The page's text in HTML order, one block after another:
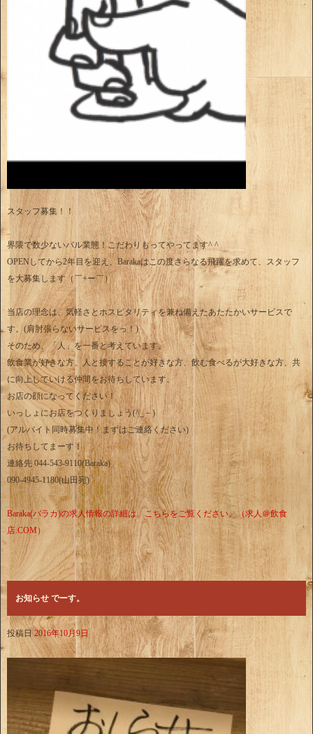
スタッフ募集！！
界隈で数少ないバル業態！こだわりもってやってます^ ^
OPENしてから2年目を迎え、Barakaはこの度さらなる飛躍を求めて、スタッフ
を大募集します（￣+ー￣）
当店の理念は、気軽さとホスピタリティを兼ね備えたあたたかいサービスで
す。(肩肘張らないサービスをっ！)
そのため、「人」を一番と考えています。
飲食業が好きな方、人と接することが好きな方、飲む食べるが大好きな方、共
に向上していける仲間をお待ちしています。
お店の顔になってください！
いっしょにお店をつくりましょう(^_－)
(アルバイト同時募集中！まずはご連絡ください)
お待ちしてまーす！
連絡先 044-543-9110(Baraka)
090-4945-1180(山田宛)
Baraka(バラカ)の求人情報の詳細は、こちらをご覧ください。（求人＠飲食
店.COM）
お知らせ でーす。
投稿日 2016年10月9日